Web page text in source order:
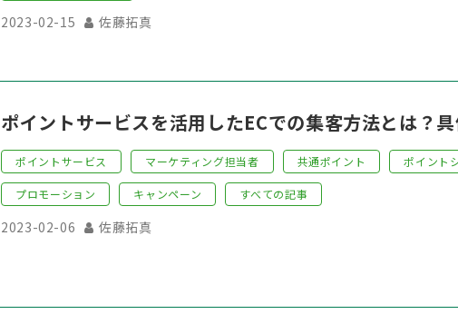
2023-02-15 佐藤拓真
ポイントサービスを活用したECでの集客方法とは？具
ポイントサービス マーケティング担当者 共通ポイント ポイント
プロモーション キャンペーン すべての記事
2023-02-06 佐藤拓真